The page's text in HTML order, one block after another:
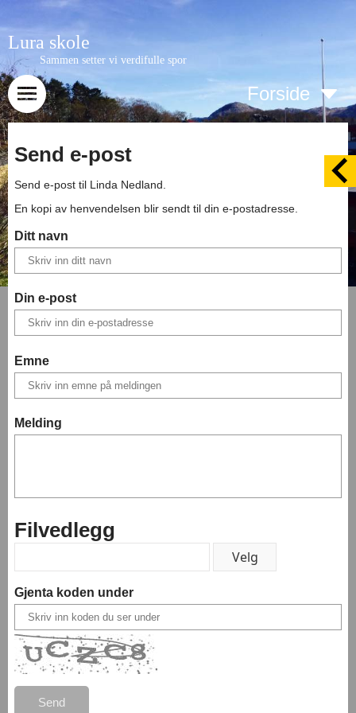
Lura skole
Sammen setter vi verdifulle spor
Forside
Send e-post
Send e-post til Linda Nedland.
En kopi av henvendelsen blir sendt til din e-postadresse.
Ditt navn
Din e-post
Emne
Melding
Filvedlegg
Gjenta koden under